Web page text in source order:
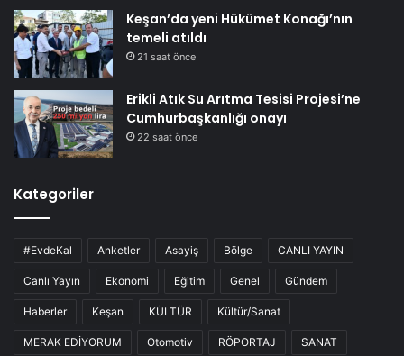
Keşan’da yeni Hükümet Konağı’nın
temeli atıldı
21 saat önce
Erikli Atık Su Arıtma Tesisi Projesi’ne
Cumhurbaşkanlığı onayı
22 saat önce
Kategoriler
#EvdeKal Anketler Asayiş Bölge CANLI YAYIN
Canlı Yayın Ekonomi Eğitim Genel Gündem
Haberler Keşan KÜLTÜR Kültür/Sanat
MERAK EDİYORUM Otomotiv RÖPORTAJ SANAT